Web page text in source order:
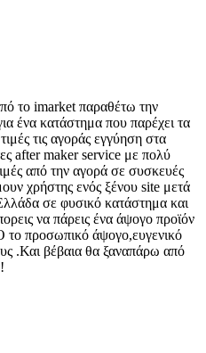
το imarket παραθέτω την
ένα κατάστημα που παρέχει τα
τις αγοράς εγγύηση στα
after maker service με πολύ
από την αγορά σε συσκευές
χρήστης ενός ξένου site μετά
σε φυσικό κατάστημα και
να πάρεις ένα άψογο προϊόν
προσωπικό άψογο,ευγενικό
.Και βέβαια θα ξαναπάρω από